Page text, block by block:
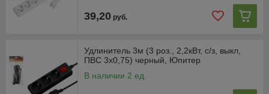
39,20 руб.
Удлинитель 3м (3 роз., 2,2кВт, с/з, выкл,
ПВС 3х0,75) черный, Юпитер
В наличии 2 ед.